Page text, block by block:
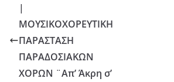
|
ΜΟΥΣΙΚΟΧΟΡΕΥΤΙΚΗ
ΠΑΡΑΣΤΑΣΗ
ΠΑΡΑΔΟΣΙΑΚΩΝ
ΧΟΡΩΝ ¨Απ’ Άκρη σ’